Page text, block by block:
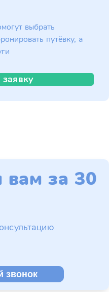
выбрать
путёвку, а
вам за 30
звонок